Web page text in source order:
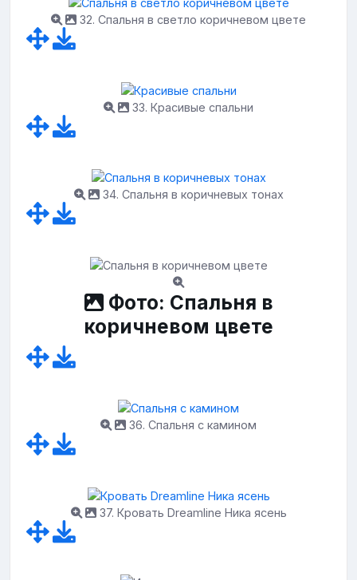
32. Спальня в светло коричневом цвете
33. Красивые спальни
34. Спальня в коричневых тонах
Фото: Спальня в
коричневом цвете
36. Спальня с камином
37. Кровать Dreamline Ника ясень